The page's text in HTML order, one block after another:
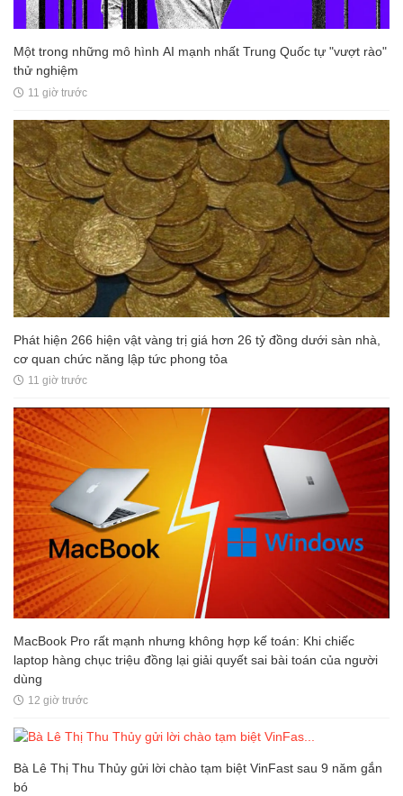
Một trong những mô hình AI mạnh nhất Trung Quốc tự "vượt rào"
thử nghiệm
11 giờ trước
Phát hiện 266 hiện vật vàng trị giá hơn 26 tỷ đồng dưới sàn nhà,
cơ quan chức năng lập tức phong tỏa
11 giờ trước
MacBook Pro rất mạnh nhưng không hợp kế toán: Khi chiếc
laptop hàng chục triệu đồng lại giải quyết sai bài toán của người
dùng
12 giờ trước
Bà Lê Thị Thu Thủy gửi lời chào tạm biệt VinFast sau 9 năm gắn
bó